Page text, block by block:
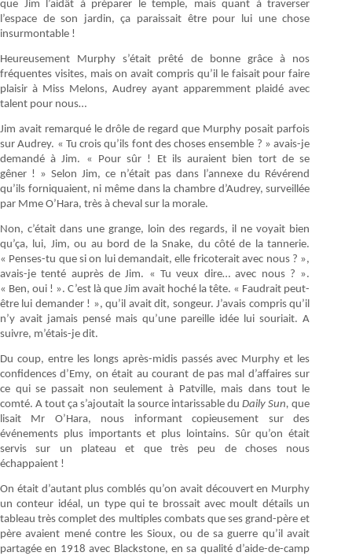
que Jim l’aidât à préparer le temple, mais quant à traverser
l’espace de son jardin, ça paraissait être pour lui une chose
insurmontable !
Heureusement Murphy s’était prêté de bonne grâce à nos
fréquentes visites, mais on avait compris qu’il le faisait pour faire
plaisir à Miss Melons, Audrey ayant apparemment plaidé avec
talent pour nous…
Jim avait remarqué le drôle de regard que Murphy posait parfois
sur Audrey. « Tu crois qu’ils font des choses ensemble ? » avais-je
demandé à Jim. « Pour sûr ! Et ils auraient bien tort de se
gêner ! » Selon Jim, ce n’était pas dans l’annexe du Révérend
qu’ils forniquaient, ni même dans la chambre d’Audrey, surveillée
par Mme O’Hara, très à cheval sur la morale.
Non, c’était dans une grange, loin des regards, il ne voyait bien
qu’ça, lui, Jim, ou au bord de la Snake, du côté de la tannerie.
« Penses-tu que si on lui demandait, elle fricoterait avec nous ? »,
avais-je tenté auprès de Jim. « Tu veux dire… avec nous ? ».
« Ben, oui ! ». C’est là que Jim avait hoché la tête. « Faudrait peut-
être lui demander ! », qu’il avait dit, songeur. J’avais compris qu’il
n’y avait jamais pensé mais qu’une pareille idée lui souriait. A
suivre, m’étais-je dit.
Du coup, entre les longs après-midis passés avec Murphy et les
confidences d’Emy, on était au courant de pas mal d’affaires sur
ce qui se passait non seulement à Patville, mais dans tout le
comté. A tout ça s’ajoutait la source intarissable duDaily Sun, que
lisait Mr O’Hara, nous informant copieusement sur des
événements plus importants et plus lointains. Sûr qu’on était
servis sur un plateau et que très peu de choses nous
échappaient !
On était d’autant plus comblés qu’on avait découvert en Murphy
un conteur idéal, un type qui te brossait avec moult détails un
tableau très complet des multiples combats que ses grand-père et
père avaient mené contre les Sioux, ou de sa guerre qu’il avait
partagée en 1918 avec Blackstone, en sa qualité d’aide-de-camp